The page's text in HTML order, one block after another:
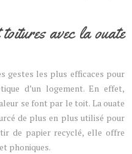
avec la ouate
gestes les plus efficaces pour
d’un logement. En effet,
se font par le toit. La ouate
de plus en plus utilisé pour
de papier recyclé, elle offre
phoniques.